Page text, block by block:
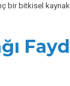
bir bitkisel